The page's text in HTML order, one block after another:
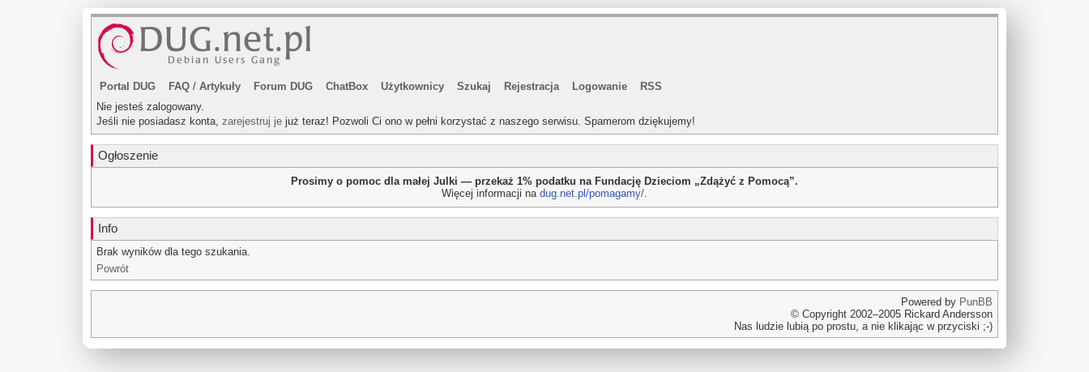
Portal DUG FAQ / Artykuły Forum DUG ChatBox Użytkownicy Szukaj Rejestracja Logowanie
RSS
Nie jesteś zalogowany.
Jeśli nie posiadasz konta, zarejestruj je już teraz! Pozwoli Ci ono w pełni korzystać z naszego serwisu. Spamerom dziękujemy!
Ogłoszenie
Prosimy o pomoc dla małej Julki — przekaż 1% podatku na Fundację Dzieciom „Zdążyć z Pomocą”.
Więcej informacji na dug.net.pl/pomagamy/.
Info
Brak wyników dla tego szukania.
Powrót
Powered by PunBB
© Copyright 2002–2005 Rickard Andersson
Nas ludzie lubią po prostu, a nie klikając w przyciski ;-)